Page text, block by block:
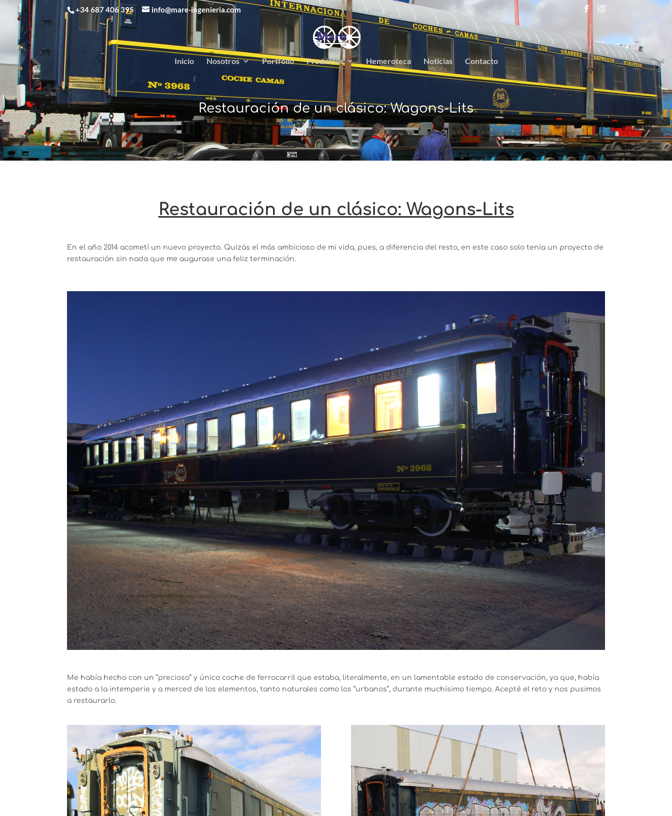
+34 687 406 395 info@mare-ingenieria.com
Inicio Nosotros Portfolio Productos Hemeroteca Noticias Contacto
Restauración de un clásico: Wagons-Lits
Restauración de un clásico: Wagons-Lits
En el año 2014 acometí un nuevo proyecto. Quizás el más ambicioso de mi vida, pues, a diferencia del resto, en este caso solo tenía un proyecto de
restauración sin nada que me augurase una feliz terminación.
Me había hecho con un “precioso” y único coche de ferrocarril que estaba, literalmente, en un lamentable estado de conservación, ya que, había
estado a la intemperie y a merced de los elementos, tanto naturales como los “urbanos”, durante muchísimo tiempo. Acepté el reto y nos pusimos
a restaurarlo.